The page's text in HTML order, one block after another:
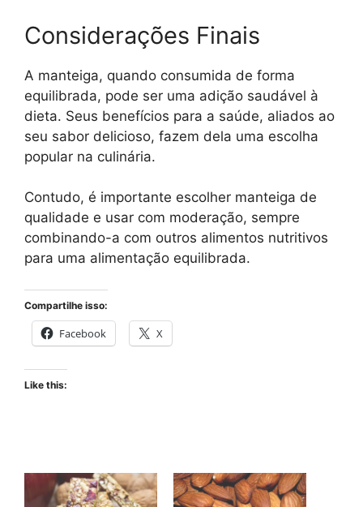
Considerações Finais
A manteiga, quando consumida de forma
equilibrada, pode ser uma adição saudável à
dieta. Seus benefícios para a saúde, aliados ao
seu sabor delicioso, fazem dela uma escolha
popular na culinária.
Contudo, é importante escolher manteiga de
qualidade e usar com moderação, sempre
combinando-a com outros alimentos nutritivos
para uma alimentação equilibrada.
Compartilhe isso:
Facebook X
Like this: